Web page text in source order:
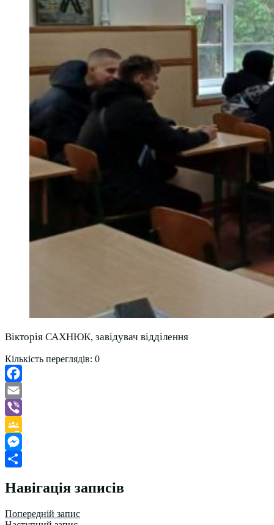
Вікторія САХНЮК, завідувач відділення
Кількість переглядів: 0
Facebook
Email
Viber
Google
Classroom
Messenger
Навігація записів
Попередній запис